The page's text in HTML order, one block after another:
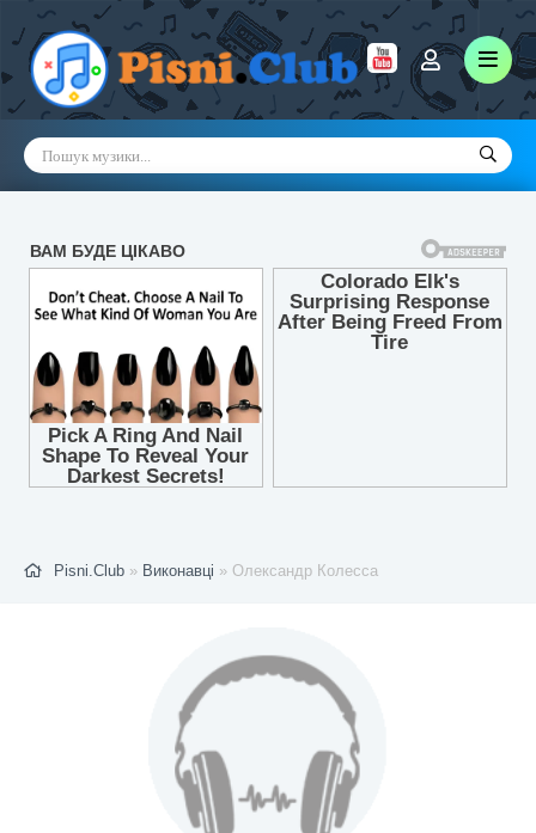
Pisni.Club » Виконавці » Олександр Колесса